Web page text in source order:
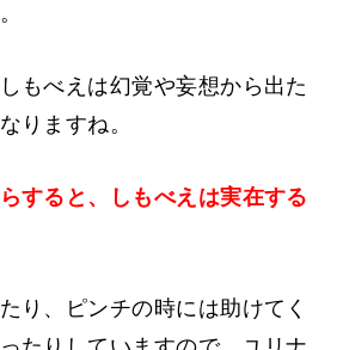
もべえは幻覚や妄想から出た
りますね。
すると、しもべえは実在する
り、ピンチの時には助けてく